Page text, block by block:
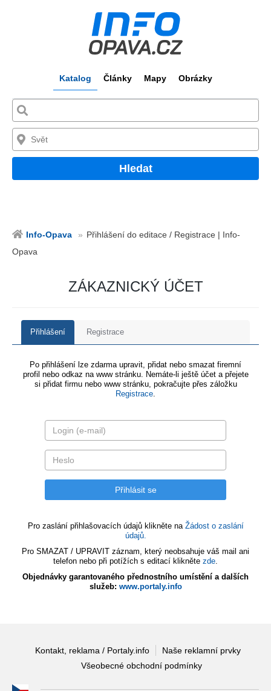
Katalog Články Mapy Obrázky
Hledat
Info-Opava
Přihlášení do editace / Registrace | Info-
Opava
ZÁKAZNICKÝ ÚČET
Přihlášení Registrace
Po přihlášení lze zdarma upravit, přidat nebo smazat firemní
profil nebo odkaz na www stránku. Nemáte-li ještě účet a přejete
si přidat firmu nebo www stránku, pokračujte přes záložku
Registrace.
Pro zaslání přihlašovacích údajů klikněte na Žádost o zaslání
údajů.
Pro SMAZAT / UPRAVIT záznam, který neobsahuje váš mail ani
telefon nebo při potížích s editací klikněte zde.
Objednávky garantovaného přednostního umístění a dalších
služeb: www.portaly.info
Kontakt, reklama / Portaly.info
Naše reklamní prvky
Všeobecné obchodní podmínky